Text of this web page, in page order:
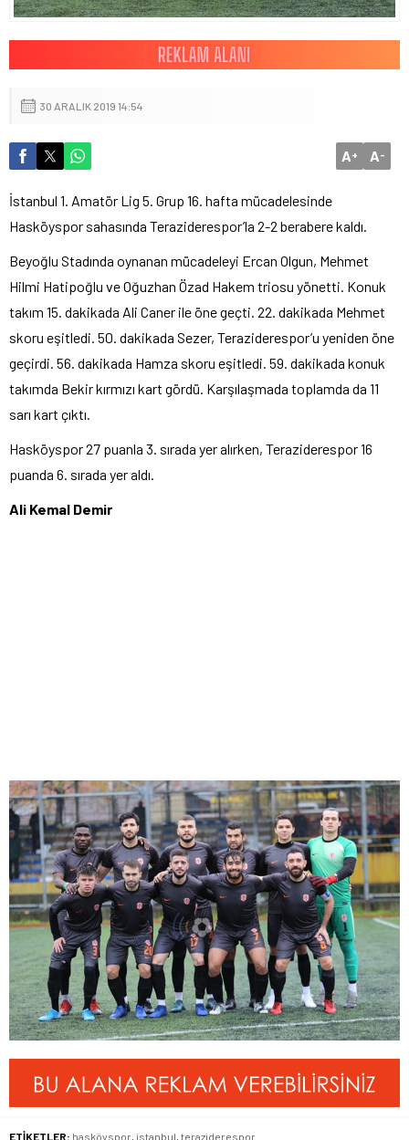
30 ARALIK 2019 14:54
A+ A-
İstanbul 1. Amatör Lig 5. Grup 16. hafta mücadelesinde
Hasköyspor sahasında Teraziderespor’la 2-2 berabere kaldı.
Beyoğlu Stadında oynanan mücadeleyi Ercan Olgun, Mehmet
Hilmi Hatipoğlu ve Oğuzhan Özad Hakem triosu yönetti. Konuk
takım 15. dakikada Ali Caner ile öne geçti. 22. dakikada Mehmet
skoru eşitledi. 50. dakikada Sezer, Teraziderespor’u yeniden öne
geçirdi. 56. dakikada Hamza skoru eşitledi. 59. dakikada konuk
takımda Bekir kırmızı kart gördü. Karşılaşmada toplamda da 11
sarı kart çıktı.
Hasköyspor 27 puanla 3. sırada yer alırken, Teraziderespor 16
puanda 6. sırada yer aldı.
Ali Kemal Demir
ETİKETLER: hasköyspor, istanbul, teraziderespor